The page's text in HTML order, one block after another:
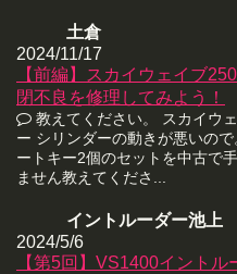
土倉
2024/11/17
【前編】スカイウェイブ
閉不良を修理してみよう！
教えてください。 スカイウ
ー シリンダーの動きが悪いの
ートキー2個のセットを中古で
ません教えてくださ...
イントルーダー池上
2024/5/6
【第5回】VS1400イント